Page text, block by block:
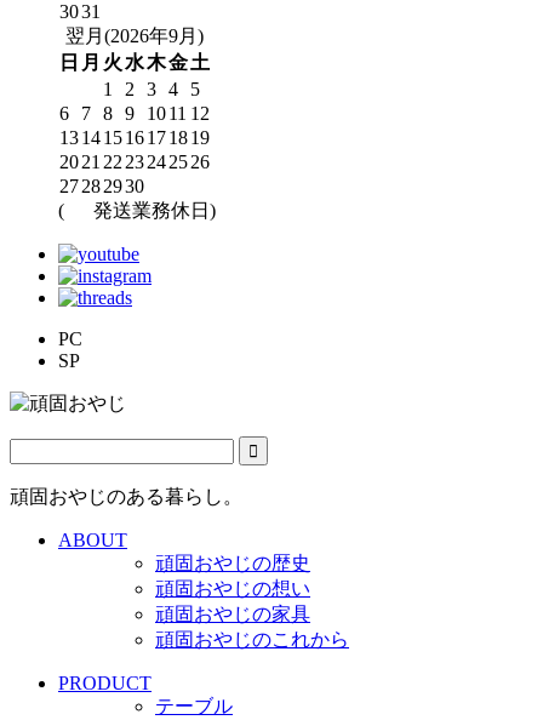
3031
翌月(2026年9月)
日 月 火 水木金土
1
2 3 4
5
6
7 8 9 1011 12
13141516171819
2021 22 23242526
27282930
(
発送業務休日)
PC
SP
頑固おやじのある暮らし。
ABOUT
頑固おやじの歴史
頑固おやじの想い
頑固おやじの家具
頑固おやじのこれから
PRODUCT
テーブル